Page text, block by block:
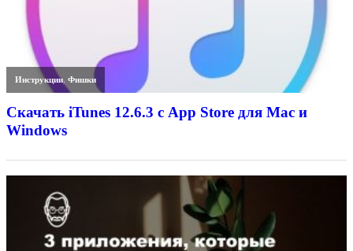
Инструкции,Фишки
Скачать iTunes 12.6.3 с App Store для Mac и
Windows